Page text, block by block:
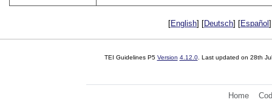
[English] [Deutsch] [Español
TEI Guidelines P5 Version 4.12.0. Last updated on 28th
Home